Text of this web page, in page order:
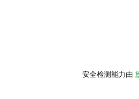
安全检测能力由